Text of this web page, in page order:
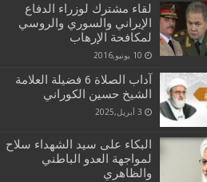
لقاء مشترك لوزراء الدفاع
الإيراني والسوري والروسي
لمكافحة الإرهاب
10 يونيو,2016
آداب الصلاة 6 فضيلة العلامة
الشيخ حسين الكوراني
3 أبريل,2025
البكاء على سيد الشهداء سلاح
لمواجهة العدو الباطني
والظاهري